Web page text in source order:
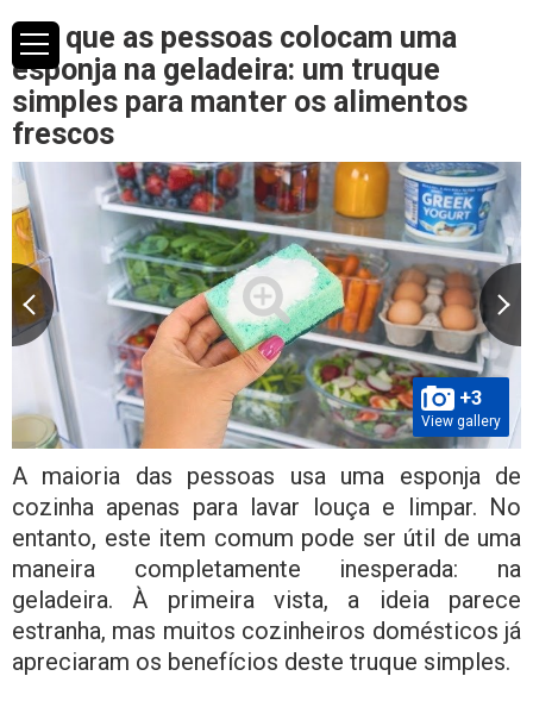
Por que as pessoas colocam uma
esponja na geladeira: um truque
simples para manter os alimentos
frescos
+3
View gallery
A maioria das pessoas usa uma esponja de
cozinha apenas para lavar louça e limpar. No
entanto, este item comum pode ser útil de uma
maneira completamente inesperada: na
geladeira. À primeira vista, a ideia parece
estranha, mas muitos cozinheiros domésticos já
apreciaram os benefícios deste truque simples.